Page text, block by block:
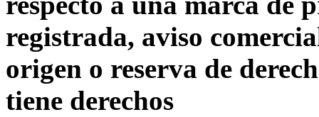
registrada, aviso
origen o reserva de
tiene derechos